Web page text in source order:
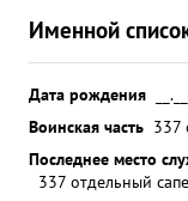
Именной
Дата рождения
Воинская часть 337
Последнее место
337 отдельный